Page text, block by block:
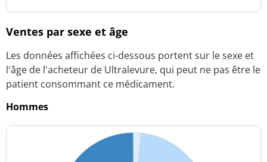
Ventes par sexe et âge
Les données affichées ci-dessous portent sur le sexe et
l'âge de l'acheteur de Ultralevure, qui peut ne pas être le
patient consommant ce médicament.
Hommes